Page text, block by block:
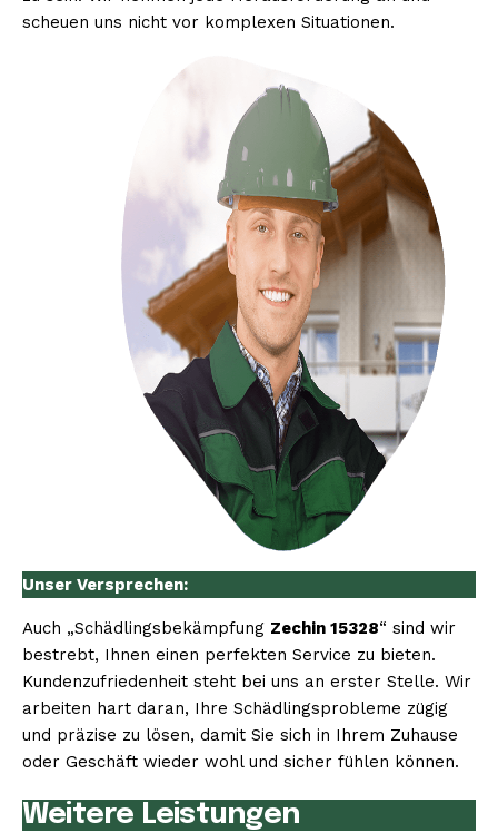
scheuen uns nicht vor komplexen Situationen.
Unser Versprechen:
Auch „Schädlingsbekämpfung Zechin 15328“ sind wir
bestrebt, Ihnen einen perfekten Service zu bieten.
Kundenzufriedenheit steht bei uns an erster Stelle. Wir
arbeiten hart daran, Ihre Schädlingsprobleme zügig
und präzise zu lösen, damit Sie sich in Ihrem Zuhause
oder Geschäft wieder wohl und sicher fühlen können.
Weitere Leistungen